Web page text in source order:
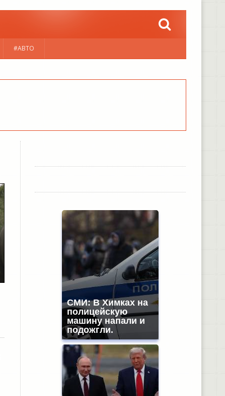
#АВТО
СМИ: В Химках на
полицейскую
машину напали и
подожгли.